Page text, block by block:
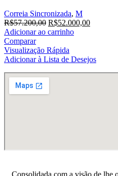
Correia Sincronizada, M
R$57.200,00 O
preço
era:
R$57.200,00.
R$52.000,00O
Adicionar ao carrinho
Comparar
Visualização Rápida
Adicionar à Lista de Desejos
Consolidada com a visão de lhe